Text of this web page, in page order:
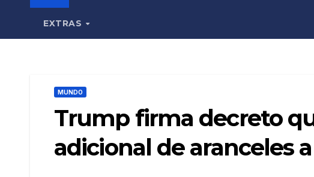
EXTRAS
MUNDO
Trump firma decreto
adicional de aranceles